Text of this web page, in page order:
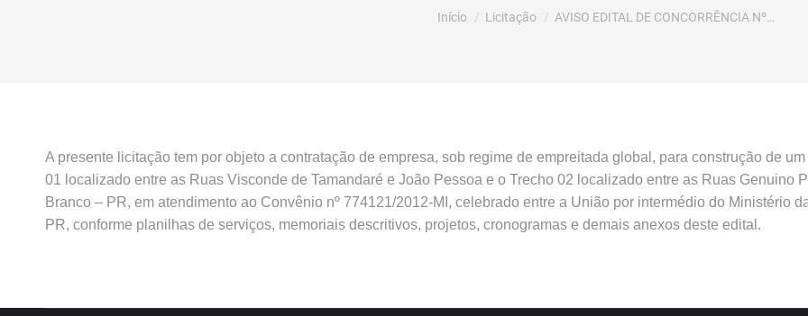
Você está aqui:
Início Licitação AVISO EDITAL DE CONCORRÊNCIA Nº…
A presente licitação tem por objeto a contratação de empresa, sob regime de empreitada global, para construção de
01 localizado entre as Ruas Visconde de Tamandaré e João Pessoa e o Trecho 02 localizado entre as Ruas Genuino
Branco – PR, em atendimento ao Convênio nº 774121/2012-MI, celebrado entre a União por intermédio do Ministério
PR, conforme planilhas de serviços, memoriais descritivos, projetos, cronogramas e demais anexos deste edital.